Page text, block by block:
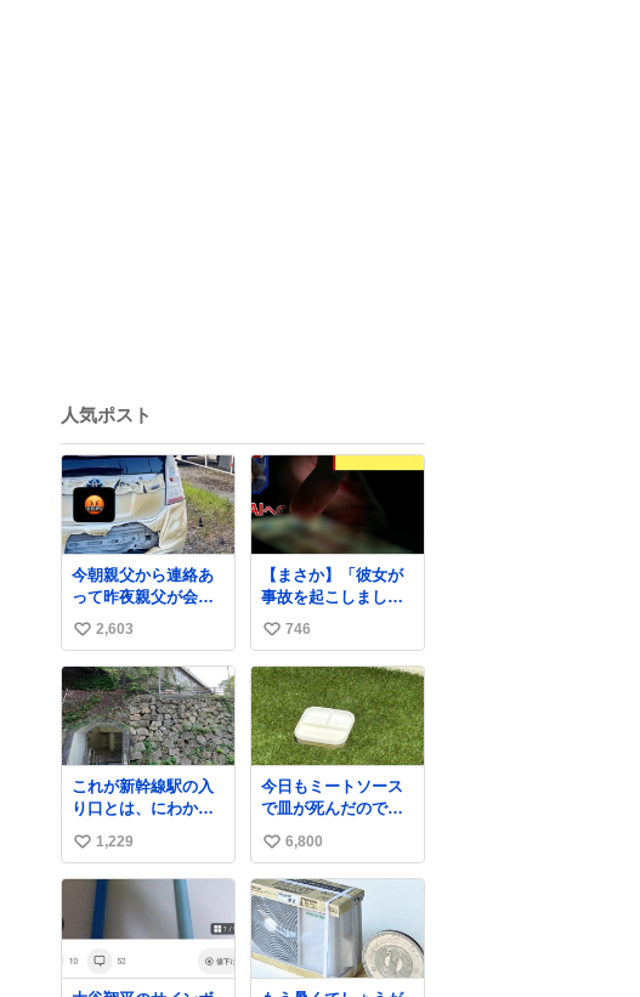
人気ポスト
今朝親父から連絡あ
って昨夜親父が会社
に置いてたプリウス
が燃えたらしく、距
離と経年でバッテリ
ーイカれてたか？っ
て思ったら放火らし
いし隣のトラックも
一部燃えたみたい。
それも胸糞だけど、
単なる火災扱いで放
火に切り変わらない
から犯人野放しらし
い。
い
い
ね
数
2,603
【まさか】「彼女が
事故を起こしまし
た」 ひき逃げで逃走
した男、AIの相談履
歴で“ウソ発覚” 警察
が男のスマホを押収
して解析すると、出
頭する前に事故の詳
しい状況やどう対応
すればいいかをAIに
相談していたことが
わかった。しかし、
AIの回答は「正直に
警察に話すように」
だった。
い
い
ね
数
746
これが新幹線駅の入
り口とは、にわかに
信じがたい
い
い
1,229
今日もミートソース
で皿が死んだので、
天日干しをしていま
す🍝 ありがとう先人
の知恵
い
い
ね
数
6,800